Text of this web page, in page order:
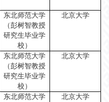
东北师范大学
（彭树智教授
研究生毕业学
校）
北京大学
东北师范大学
（彭树智教授
研究生毕业学
校）
北京大学
东北师范大学
北京大学